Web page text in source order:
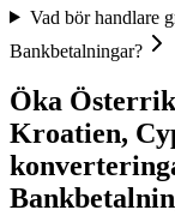
Vad bör handlare
Bankbetalningar?
Öka
Kroatien,